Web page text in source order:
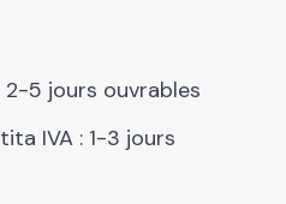
5 jours ouvrables
IVA : 1-3 jours